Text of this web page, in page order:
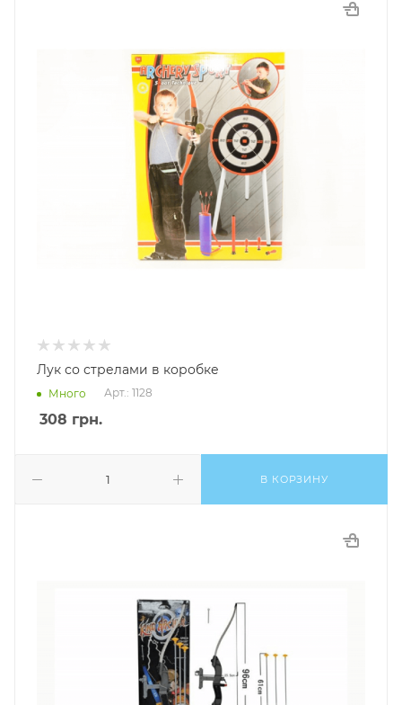
Лук со стрелами в коробке
Много Арт.: 1128
308 грн.
В КОРЗИНУ